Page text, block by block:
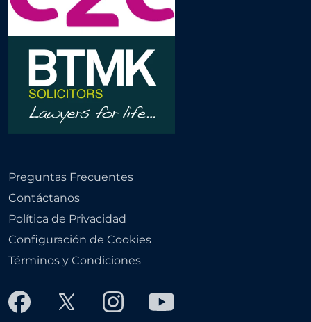
Preguntas Frecuentes
Contáctanos
Política de Privacidad
Configuración de Cookies
Términos y Condiciones